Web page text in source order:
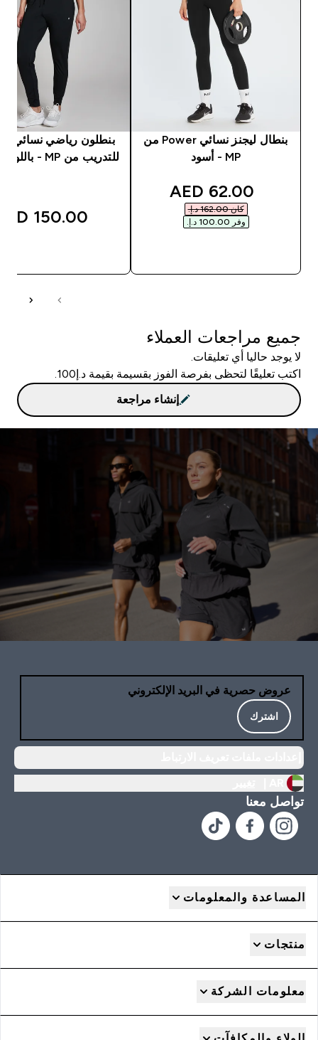
بنطال ليجنز نسائي Power من
MP - أسود
discounted price
62.00 AED‎
كان ‏162.00 د.إ.‏‎
وفر ‏100.00 د.إ.‏‎
بنطلون رياضي نسائي
للتدريب من MP - باللون الأسود
150.00 AED‎
جميع مراجعات العملاء
لا يوجد حاليا أي تعليقات.
اكتب تعليقًا لتحظى بفرصة الفوز بقسيمة بقيمة د.إ100.
إنشاء مراجعة
عروض حصرية في البريد الإلكتروني
اشترك
تواصل معنا
المساعدة والمعلومات
منتجات
معلومات الشركة